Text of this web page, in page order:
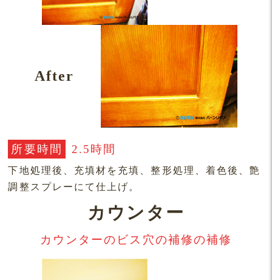
After
所要時間 2.5時間
下地処理後、充填材を充填、整形処理、着色後、艶
調整スプレーにて仕上げ。
カウンター
カウンターのビス穴の補修の補修